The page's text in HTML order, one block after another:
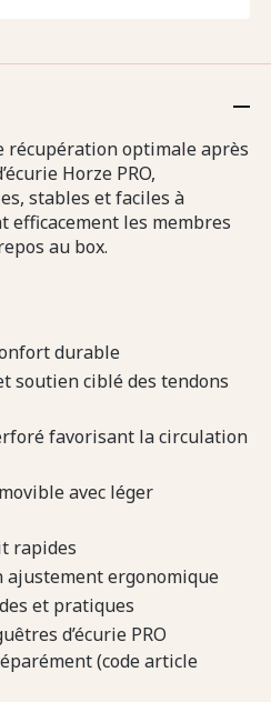
récupération optimale après
Horze PRO,
stables et faciles à
efficacement les membres
au box.
durable
soutien ciblé des tendons
favorisant la circulation
avec léger
rapides
ergonomique
et pratiques
d’écurie PRO
(code article